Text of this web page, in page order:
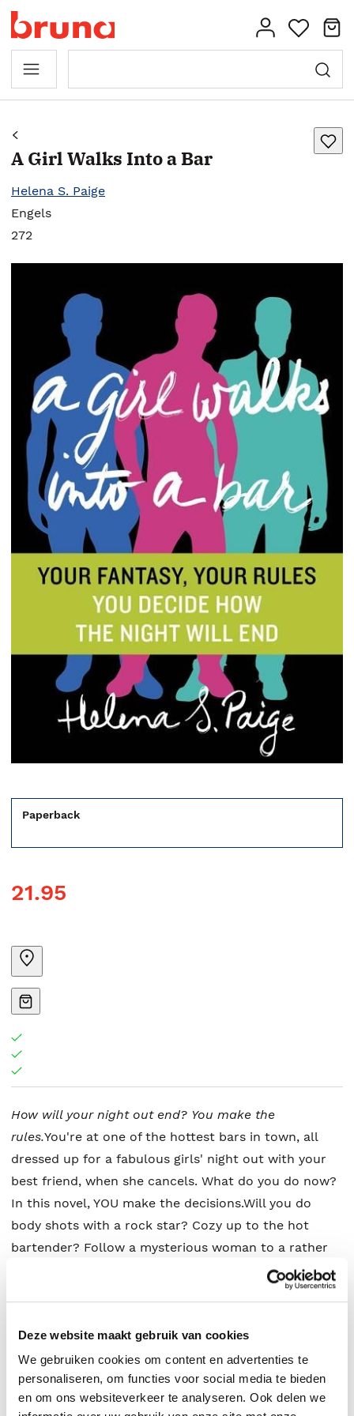
Deze website maakt gebruik van cookies
We gebruiken cookies om content en advertenties te
personaliseren, om functies voor social media te bieden
en om ons websiteverkeer te analyseren. Ook delen we
A Girl Walks Into a Bar
Helena S. Paige
Engels
272
Paperback
21.95
How will your night out end? You make the
rules.You're at one of the hottest bars in town, all
dressed up for a fabulous girls' night out with your
best friend, when she cancels. What do you do now?
In this novel, YOU make the decisions.Will you do
body shots with a rock star? Cozy up to the hot
bartender? Follow a mysterious woman to a rather
unusual exhibition? Investigate a suave millionaire's
box of tricks? Take a joyride with a buff bodyguard?
realize. . . .So many options. . . . All you have to do is
choose.